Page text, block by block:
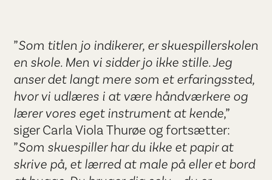
”Som titlen jo indikerer, er skuespillerskolen
en skole. Men vi sidder jo ikke stille. Jeg
anser det langt mere som et erfaringssted,
hvor vi udlæres i at være håndværkere og
lærer vores eget instrument at kende,”
siger Carla Viola Thurøe og fortsætter:
”Som skuespiller har du ikke et papir at
skrive på, et lærred at male på eller et bord